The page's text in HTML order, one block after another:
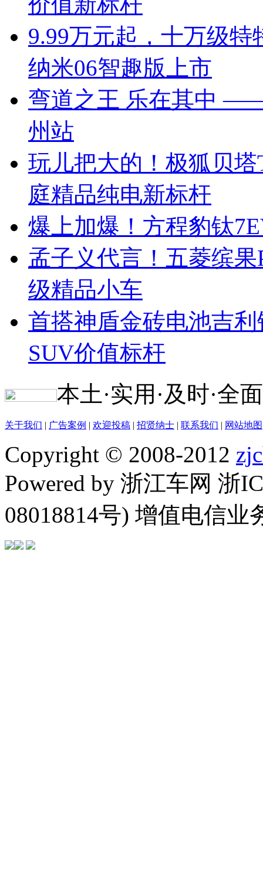
9.99万元起，十万级
纳米06智趣版上市
弯道之王 乐在其中
州站
玩儿把大的！极狐贝
庭精品纯电新标杆
爆上加爆！方程豹钛
孟子义代言！五菱缤
级精品小车
首搭神盾金砖电池吉
SUV价值标杆
本土·实用·及时·全
关于我们 | 广告案例 | 欢迎投稿 | 招贤纳士 | 联系我们 | 网站地图
Copyright © 2008-2012
Powered by 浙江车网 浙
08018814号) 增值电信业